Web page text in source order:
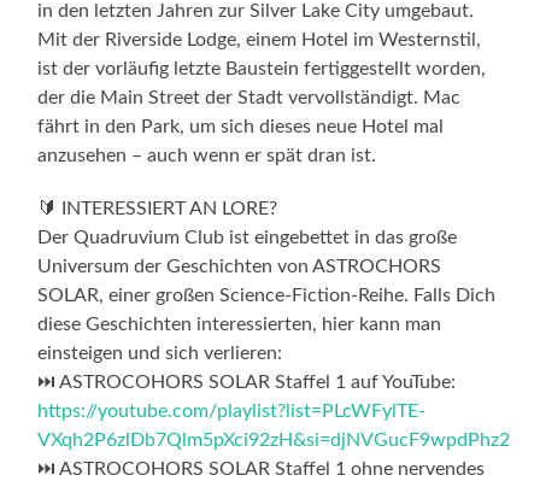
in den letzten Jahren zur Silver Lake City umgebaut.
Mit der Riverside Lodge, einem Hotel im Westernstil,
ist der vorläufig letzte Baustein fertiggestellt worden,
der die Main Street der Stadt vervollständigt. Mac
fährt in den Park, um sich dieses neue Hotel mal
anzusehen – auch wenn er spät dran ist.
🔰 INTERESSIERT AN LORE?
Der Quadruvium Club ist eingebettet in das große
Universum der Geschichten von ASTROCHORS
SOLAR, einer großen Science-Fiction-Reihe. Falls Dich
diese Geschichten interessierten, hier kann man
einsteigen und sich verlieren:
⏭ ASTROCOHORS SOLAR Staffel 1 auf YouTube:
https://youtube.com/playlist?list=PLcWFylTE-
VXqh2P6zlDb7Qlm5pXci92zH&si=djNVGucF9wpdPhz2
⏭ ASTROCOHORS SOLAR Staffel 1 ohne nervendes